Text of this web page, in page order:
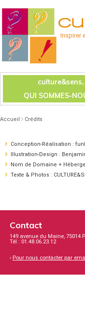
Inspirer
culture&sens,
QUI SOMMES-
Accueil Crédits
Conception-Réalisation :
Illustration-Design :
Nom de Domaine +
Texte & Photos :
Contact
149 avenue du Maine, 75014
Tél : 01.48.06.23.12
› Pour nous contacter par